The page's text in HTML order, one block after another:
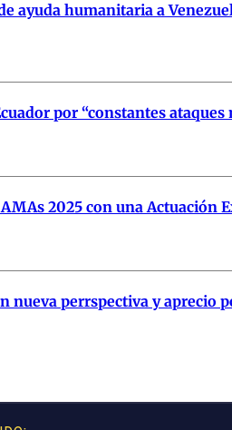
ayuda humanitaria a
por “constantes ataques
2025 con una Actuación
nueva perrspectiva y aprecio